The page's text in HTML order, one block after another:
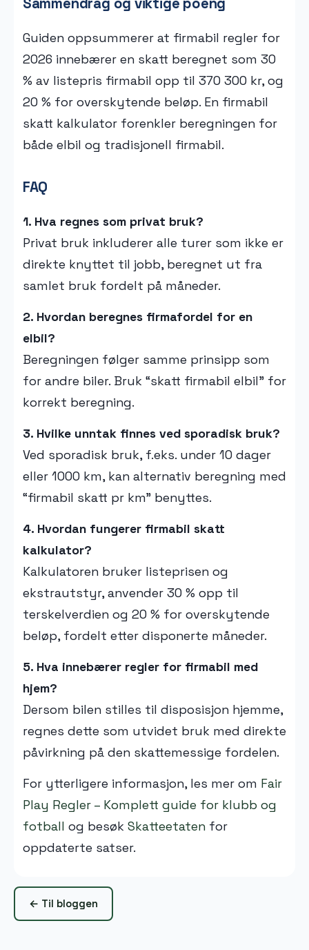
Guiden oppsummerer at firmabil regler for
2026 innebærer en skatt beregnet som 30
% av listepris firmabil opp til 370 300 kr, og
20 % for overskytende beløp. En firmabil
skatt kalkulator forenkler beregningen for
både elbil og tradisjonell firmabil.
FAQ
1. Hva regnes som privat bruk?
Privat bruk inkluderer alle turer som ikke er
direkte knyttet til jobb, beregnet ut fra
samlet bruk fordelt på måneder.
2. Hvordan beregnes firmafordel for en
elbil?
Beregningen følger samme prinsipp som
for andre biler. Bruk “skatt firmabil elbil” for
korrekt beregning.
3. Hvilke unntak finnes ved sporadisk bruk?
Ved sporadisk bruk, f.eks. under 10 dager
eller 1000 km, kan alternativ beregning med
“firmabil skatt pr km” benyttes.
4. Hvordan fungerer firmabil skatt
kalkulator?
Kalkulatoren bruker listeprisen og
ekstrautstyr, anvender 30 % opp til
terskelverdien og 20 % for overskytende
beløp, fordelt etter disponerte måneder.
5. Hva innebærer regler for firmabil med
hjem?
Dersom bilen stilles til disposisjon hjemme,
regnes dette som utvidet bruk med direkte
påvirkning på den skattemessige fordelen.
For ytterligere informasjon, les mer om Fair
Play Regler – Komplett guide for klubb og
fotball og besøk Skatteetatenfor
oppdaterte satser.
← Til bloggen